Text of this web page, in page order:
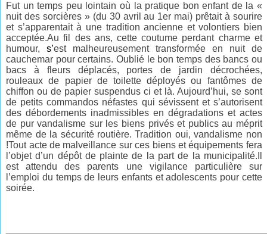
Fut un temps peu lointain où la pratique bon enfant de la «
nuit des sorcières » (du 30 avril au 1er mai) prêtait à sourire
et s’apparentait à une tradition ancienne et volontiers bien
acceptée.Au fil des ans, cette coutume perdant charme et
humour, s’est malheureusement transformée en nuit de
cauchemar pour certains. Oublié le bon temps des bancs ou
bacs à fleurs déplacés, portes de jardin décrochées,
rouleaux de papier de toilette déployés ou fantômes de
chiffon ou de papier suspendus ci et là. Aujourd’hui, se sont
de petits commandos néfastes qui sévissent et s’autorisent
des débordements inadmissibles en dégradations et actes
de pur vandalisme sur les biens privés et publics au méprit
même de la sécurité routière. Tradition oui, vandalisme non
!Tout acte de malveillance sur ces biens et équipements fera
l’objet d’un dépôt de plainte de la part de la municipalité.Il
est attendu des parents une vigilance particulière sur
l’emploi du temps de leurs enfants et adolescents pour cette
soirée.